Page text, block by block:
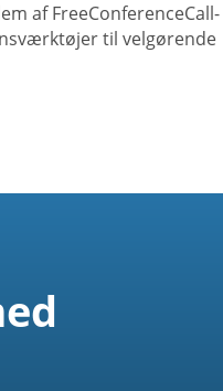
af FreeConferenceCall-
til velgørende